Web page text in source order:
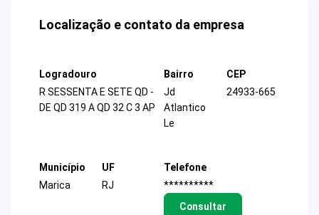
Localização e contato da empresa
Logradouro
R SESSENTA E SETE QD -
DE QD 319 A QD 32 C 3 AP
Bairro
Jd
Atlantico
Le
CEP
24933-665
Município
Marica
UF
RJ
Telefone
**********
Consultar